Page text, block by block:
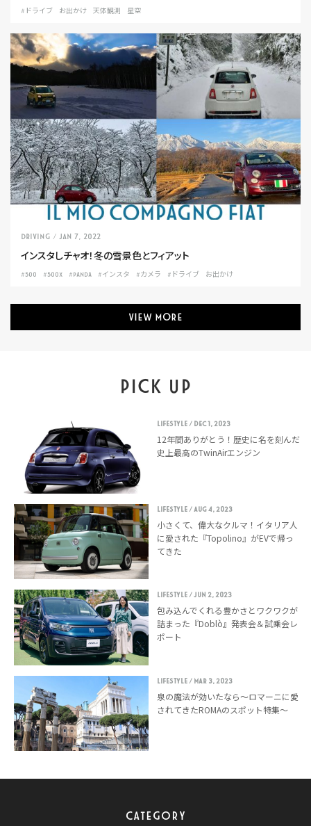
#ドライブ お出かけ 天体観測 星空
DRIVING / Jan 7, 2022
インスタしチャオ！冬の雪景色とフィアット
#500 #500X #PANDA #インスタ #カメラ #ドライブ お出かけ
VIEW MORE
PICK UP
LIFESTYLE / Dec 1, 2023
12年間ありがとう！歴史に名を刻んだ
史上最高のTwinAirエンジン
LIFESTYLE / Aug 4, 2023
小さくて、偉大なクルマ！イタリア人
に愛された『Topolino』がEVで帰っ
てきた
LIFESTYLE/ Jun 2, 2023
包み込んでくれる豊かさとワクワクが
詰まった『Doblò』発表会＆試乗会レ
ポート
LIFESTYLE / Mar 3, 2023
泉の魔法が効いたなら〜ロマーニに愛
されてきたROMAのスポット特集〜
CATEGORY